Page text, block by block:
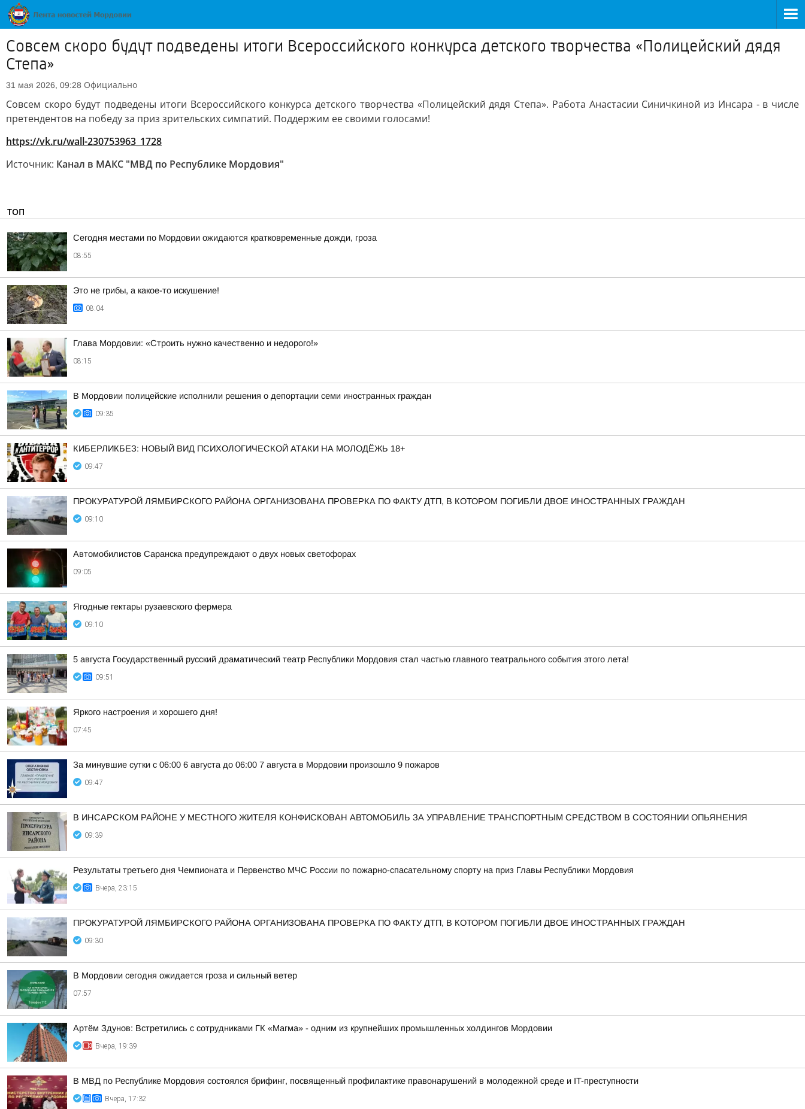
Совсем скоро будут подведены итоги Всероссийского конкурса детского творчества «Полицейский дядя
Степа»
31 мая 2026, 09:28 Официально
Совсем скоро будут подведены итоги Всероссийского конкурса детского творчества «Полицейский дядя Степа». Работа Анастасии Синичкиной из Инсара - в числе
претендентов на победу за приз зрительских симпатий. Поддержим ее своими голосами!
https://vk.ru/wall-230753963_1728
Источник: Канал в МАКС "МВД по Республике Мордовия"
ТОП
Сегодня местами по Мордовии ожидаются кратковременные дожди, гроза
08:55
Это не грибы, а какое-то искушение!
08:04
Глава Мордовии: «Строить нужно качественно и недорого!»
08:15
В Мордовии полицейские исполнили решения о депортации семи иностранных граждан
09:35
КИБЕРЛИКБЕЗ: НОВЫЙ ВИД ПСИХОЛОГИЧЕСКОЙ АТАКИ НА МОЛОДЁЖЬ 18+
09:47
ПРОКУРАТУРОЙ ЛЯМБИРСКОГО РАЙОНА ОРГАНИЗОВАНА ПРОВЕРКА ПО ФАКТУ ДТП, В КОТОРОМ ПОГИБЛИ ДВОЕ ИНОСТРАННЫХ ГРАЖДАН
09:10
Автомобилистов Саранска предупреждают о двух новых светофорах
09:05
Ягодные гектары рузаевского фермера
09:10
5 августа Государственный русский драматический театр Республики Мордовия стал частью главного театрального события этого лета!
09:51
Яркого настроения и хорошего дня!
07:45
За минувшие сутки с 06:00 6 августа до 06:00 7 августа в Мордовии произошло 9 пожаров
09:47
В ИНСАРСКОМ РАЙОНЕ У МЕСТНОГО ЖИТЕЛЯ КОНФИСКОВАН АВТОМОБИЛЬ ЗА УПРАВЛЕНИЕ ТРАНСПОРТНЫМ СРЕДСТВОМ В СОСТОЯНИИ ОПЬЯНЕНИЯ
09:39
Результаты третьего дня Чемпионата и Первенство МЧС России по пожарно-спасательному спорту на приз Главы Республики Мордовия
Вчера, 23:15
ПРОКУРАТУРОЙ ЛЯМБИРСКОГО РАЙОНА ОРГАНИЗОВАНА ПРОВЕРКА ПО ФАКТУ ДТП, В КОТОРОМ ПОГИБЛИ ДВОЕ ИНОСТРАННЫХ ГРАЖДАН
09:30
В Мордовии сегодня ожидается гроза и сильный ветер
07:57
Артём Здунов: Встретились с сотрудниками ГК «Магма» - одним из крупнейших промышленных холдингов Мордовии
Вчера, 19:39
В МВД по Республике Мордовия состоялся брифинг, посвященный профилактике правонарушений в молодежной среде и IT-преступности
Вчера, 17:32